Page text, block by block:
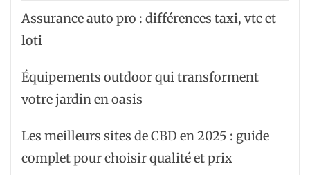
Assurance auto pro : différences taxi, vtc et
loti
Équipements outdoor qui transforment
votre jardin en oasis
Les meilleurs sites de CBD en 2025 : guide
complet pour choisir qualité et prix